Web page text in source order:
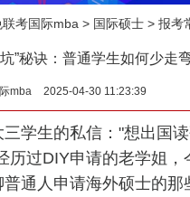
联考国际mba > 国际硕士 > 报考
”秘诀：普通学生如何少走
mba 2025-04-30 11:23:39
学生的私信："想出国
历过DIY申请的老学姐，
通人申请海外硕士的那